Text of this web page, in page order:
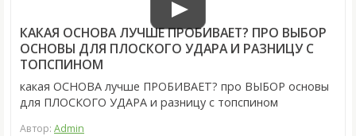
КАКАЯ ОСНОВА ЛУЧШЕ ПРОБИВАЕТ? ПРО ВЫБОР
ОСНОВЫ ДЛЯ ПЛОСКОГО УДАРА И РАЗНИЦУ С
ТОПСПИНОМ
какая ОСНОВА лучше ПРОБИВАЕТ? про ВЫБОР основы
для ПЛОСКОГО УДАРА и разницу с топспином
Автор: Admin